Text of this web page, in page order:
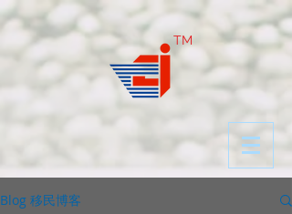
​TM
Blog 移民博客